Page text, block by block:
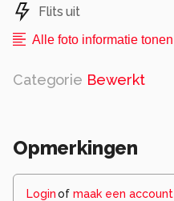
Flits uit
Alle foto informatie tonen
Categorie Bewerkt
Opmerkingen
Loginof maak een account